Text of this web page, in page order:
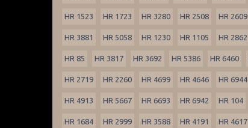
HR 1523 HR 1723 HR 3280 HR 2508 HR 2609
HR 3881 HR 5058 HR 1230 HR 1105 HR 2862
HR 85 HR 3817 HR 3692 HR 5386 HR 6460
HR 2719 HR 2260 HR 4699 HR 4646 HR 6944
HR 4913 HR 5667 HR 6693 HR 6942 HR 104
HR 1684 HR 2999 HR 3588 HR 4191 HR 4617